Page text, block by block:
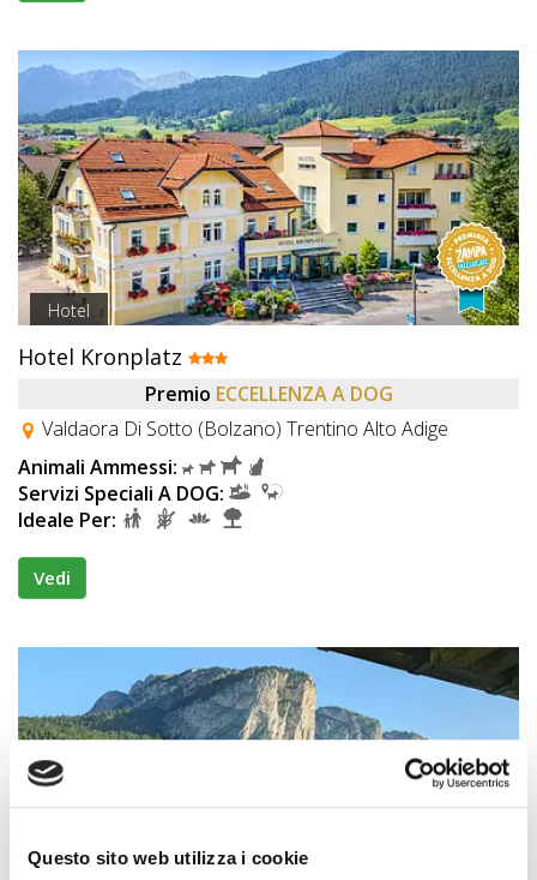
Questo sito web utilizza i cookie
Hotel
Hotel Kronplatz
Premio ECCELLENZA A DOG
Valdaora Di Sotto (Bolzano) Trentino Alto Adige
Animali Ammessi:
Servizi Speciali A DOG:
Ideale Per:
Vedi